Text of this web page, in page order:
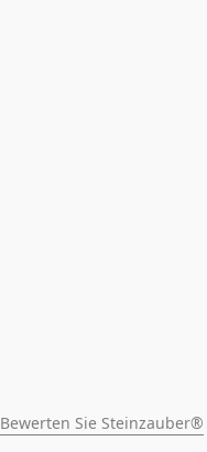
Bewerten Sie Steinzauber®